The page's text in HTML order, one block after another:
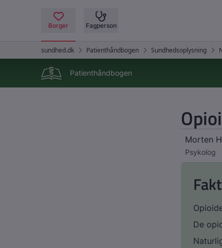
Patienthåndbogen
Morten
Psykolog
De